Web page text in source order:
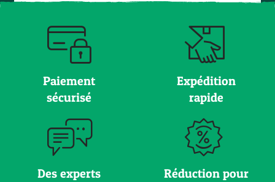
Paiement
sécurisé
Expédition
rapide
Des experts
Réduction pour